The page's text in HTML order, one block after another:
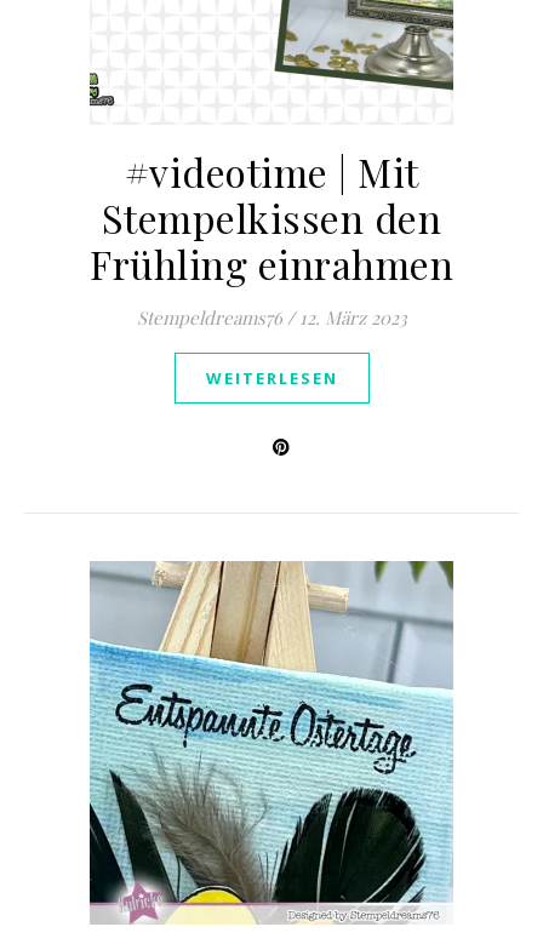
#videotime | Mit
Stempelkissen den
Frühling einrahmen
Stempeldreams76 / 12. März 2023
WEITERLESEN